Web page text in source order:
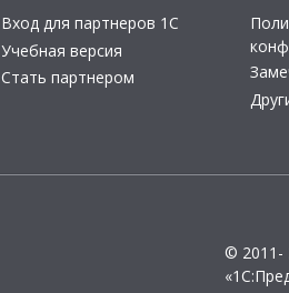
Вход для партнеров 1С
Учебная версия
Стать партнером
© 2011-